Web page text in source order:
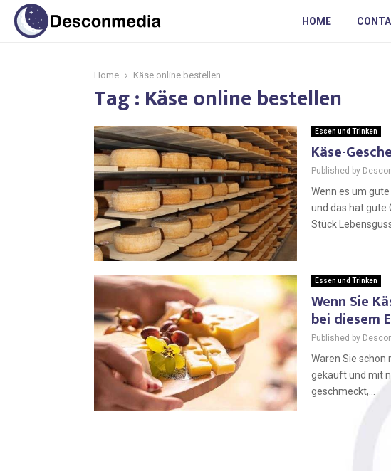
HOME
Home Käse online bestellen
Tag : Käse online bestellen
Essen und Trinken
Käse-
Published by
Wenn es um
und das hat gute
Stück
Essen und Trinken
Wenn Sie
bei diesem
Published by
Waren Sie schon
gekauft und mit
geschmeckt,...